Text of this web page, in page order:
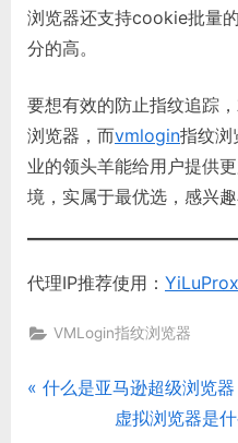
浏览器还支持cookie批量
分的高。
要想有效的防止指纹追踪
浏览器，而vmlogin指纹浏
业的领头羊能给用户提供
境，实属于最优选，感兴
代理IP推荐使用：
VMLogin指纹浏览器
文
P
什么是亚马逊超级浏览
N
虚拟浏览器是